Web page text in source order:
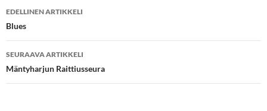
Artikkelien
selaus
EDELLINEN ARTIKKELI
Blues
SEURAAVA ARTIKKELI
Mäntyharjun Raittiusseura